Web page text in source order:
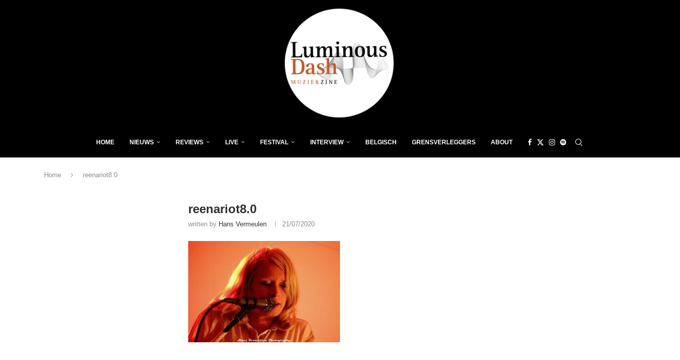
HOME NIEUWS REVIEWS LIVE FESTIVAL INTERVIEW BELGISCH GRENSVERLEGGERS ABOUT
Home reenariot8.0
reenariot8.0
written by Hans Vermeulen 21/07/2020